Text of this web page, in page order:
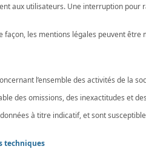
aux utilisateurs. Une interruption
les mentions légales peuvent être
l’ensemble des activités de la
des omissions, des inexactitudes et
à titre indicatif, et sont
techniques